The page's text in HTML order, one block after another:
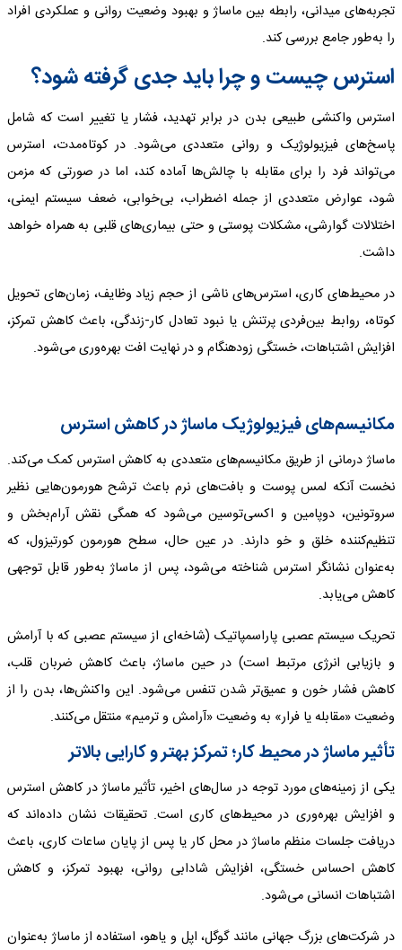
تجربه‌های میدانی، رابطه بین ماساژ و بهبود وضعیت روانی و عملکردی افراد
را به‌طور جامع بررسی کند.
استرس چیست و چرا باید جدی گرفته شود؟
استرس واکنشی طبیعی بدن در برابر تهدید، فشار یا تغییر است که شامل
پاسخ‌های فیزیولوژیک و روانی متعددی می‌شود. در کوتاه‌مدت، استرس
می‌تواند فرد را برای مقابله با چالش‌ها آماده کند، اما در صورتی که مزمن
شود، عوارض متعددی از جمله اضطراب، بی‌خوابی، ضعف سیستم ایمنی،
اختلالات گوارشی، مشکلات پوستی و حتی بیماری‌های قلبی به همراه خواهد
داشت.
در محیط‌های کاری، استرس‌های ناشی از حجم زیاد وظایف، زمان‌های تحویل
کوتاه، روابط بین‌فردی پرتنش یا نبود تعادل کار-زندگی، باعث کاهش تمرکز،
افزایش اشتباهات، خستگی زودهنگام و در نهایت افت بهره‌وری می‌شود.
مکانیسم‌های فیزیولوژیک ماساژ در کاهش استرس
ماساژ درمانی از طریق مکانیسم‌های متعددی به کاهش استرس کمک می‌کند.
نخست آنکه لمس پوست و بافت‌های نرم باعث ترشح هورمون‌هایی نظیر
سروتونین، دوپامین و اکسی‌توسین می‌شود که همگی نقش آرام‌بخش و
تنظیم‌کننده خلق ‌و خو دارند. در عین حال، سطح هورمون کورتیزول، که
به‌عنوان نشانگر استرس شناخته می‌شود، پس از ماساژ به‌طور قابل توجهی
کاهش می‌یابد.
تحریک سیستم عصبی پاراسمپاتیک (شاخه‌ای از سیستم عصبی که با آرامش
و بازیابی انرژی مرتبط است) در حین ماساژ، باعث کاهش ضربان قلب،
کاهش فشار خون و عمیق‌تر شدن تنفس می‌شود. این واکنش‌ها، بدن را از
وضعیت «مقابله یا فرار» به وضعیت «آرامش و ترمیم» منتقل می‌کنند.
تأثیر ماساژ در محیط کار؛ تمرکز بهتر و کارایی بالاتر
یکی از زمینه‌های مورد توجه در سال‌های اخیر، تأثیر ماساژ در کاهش استرس
و افزایش بهره‌وری در محیط‌های کاری است. تحقیقات نشان داده‌اند که
دریافت جلسات منظم ماساژ در محل کار یا پس از پایان ساعات کاری، باعث
کاهش احساس خستگی، افزایش شادابی روانی، بهبود تمرکز، و کاهش
اشتباهات انسانی می‌شود.
در شرکت‌های بزرگ جهانی مانند گوگل، اپل و یاهو، استفاده از ماساژ به‌عنوان